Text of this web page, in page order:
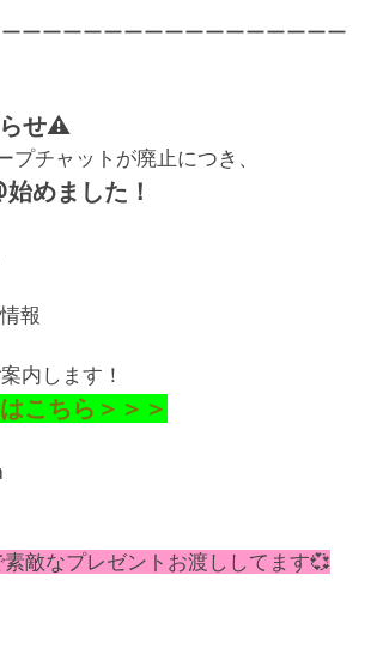
ーーーーーーーーーーーーーーーー
らせ⚠️
プチャットが廃止につき、
めました！
報
内します！
こちら＞＞＞
敵なプレゼントお渡ししてます💞